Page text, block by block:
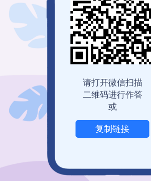
请打开微信扫描
二维码进行作答
或
复制链接